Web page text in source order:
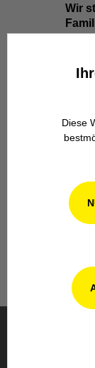
Wir
und
Köln
Diese